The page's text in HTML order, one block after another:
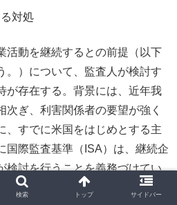
対処
活動を継続するとの前提（以下
。）について、監査人が検討す
が存在する。背景には、近年我
次ぎ、利害関係者の要望が強く
、すでに米国をはじめとする主
国際監査基準（ISA）は、継続企
検討を行うことを義務づけてい
導入することが適当と判断した
検索 トップ サイドバー